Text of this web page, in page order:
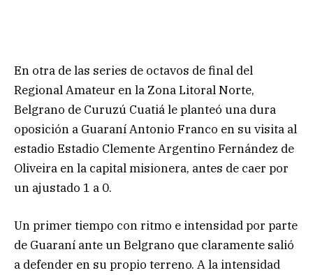
En otra de las series de octavos de final del
Regional Amateur en la Zona Litoral Norte,
Belgrano de Curuzú Cuatiá le planteó una dura
oposición a Guaraní Antonio Franco en su visita al
estadio Estadio Clemente Argentino Fernández de
Oliveira en la capital misionera, antes de caer por
un ajustado 1 a 0.
Un primer tiempo con ritmo e intensidad por parte
de Guaraní ante un Belgrano que claramente salió
a defender en su propio terreno. A la intensidad